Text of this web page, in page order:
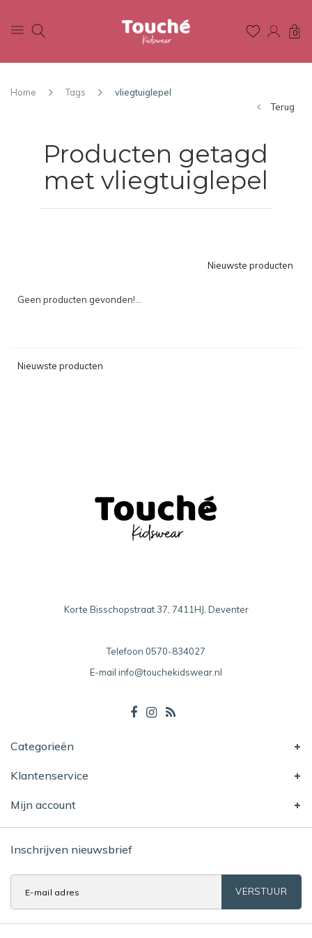
0
Home Tags
vliegtuiglepel
Terug
Producten getagd
met vliegtuiglepel
Nieuwste producten
Geen producten gevonden!...
Nieuwste producten
Korte Bisschopstraat 37, 7411HJ, Deventer
Telefoon 0570-834027
E-mail info@touchekidswear.nl
Categorieën
Klantenservice
Mijn account
Inschrijven nieuwsbrief
VERSTUUR